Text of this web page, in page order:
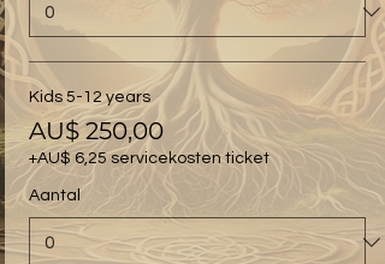
Kids 5-12 years
AU$ 250,00
+AU$ 6,25 servicekosten ticket
Aantal